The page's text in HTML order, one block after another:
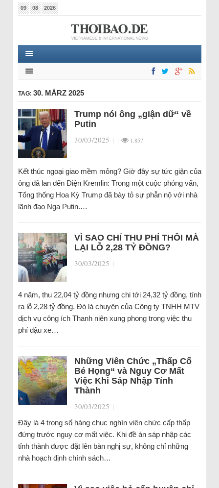
09 08 2026
TAG: 30. MÄRZ 2025
Trump nói ông „giận dữ“ về
Putin
30/03/2025 | | 1.857
Kết thúc ngoại giao mềm mỏng? Giờ đây sự tức giận của
ông đã lan đến Điện Kremlin: Trong một cuộc phỏng vấn,
Tổng thống Hoa Kỳ Trump đã bày tỏ sự phẫn nộ với nhà
lãnh đạo Nga Putin.…
VÌ SAO CHỈ THU PHÍ THÔI MÀ
LẠI LỖ 2,28 TỶ ĐỒNG?
30/03/2025 |
4 năm, thu 22,04 tỷ đồng nhưng chi tới 24,32 tỷ đồng, tính
ra lỗ 2,28 tỷ đồng. Đó là chuyện của Công ty TNHH MTV
dịch vụ công ích Thanh niên xung phong trong việc thu
phí đậu xe…
Những Viên Chức „Thấp Cổ
Bé Họng“ và Nguy Cơ Mất
Việc Khi Sáp Nhập Tỉnh
Thành
30/03/2025 |
Đây là 4 trong số hàng chục nghìn viên chức cấp thấp
đứng trước nguy cơ mất việc. Khi đề án sáp nhập các
tỉnh thành được đặt lên bàn nghị sự, không chỉ những
nhà hoạch định chính sách…